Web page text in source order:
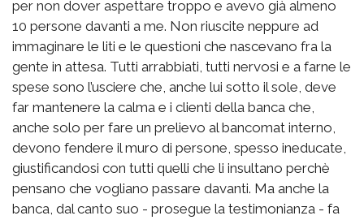
per non dover aspettare troppo e avevo già almeno
10 persone davanti a me. Non riuscite neppure ad
immaginare le liti e le questioni che nascevano fra la
gente in attesa. Tutti arrabbiati, tutti nervosi e a farne le
spese sono l’usciere che, anche lui sotto il sole, deve
far mantenere la calma e i clienti della banca che,
anche solo per fare un prelievo al bancomat interno,
devono fendere il muro di persone, spesso ineducate,
giustificandosi con tutti quelli che li insultano perchè
pensano che vogliano passare davanti. Ma anche la
banca, dal canto suo - prosegue la testimonianza - fa